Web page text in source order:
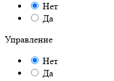
Нет
Да
Управление
Нет
Да